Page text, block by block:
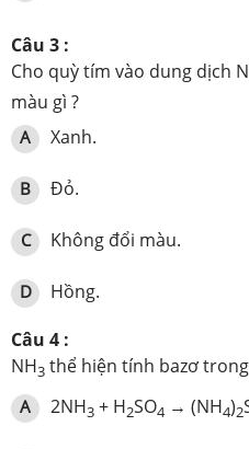
Câu 3 :
Cho quỳ tím vào dung dịch
màu gì ?
A Xanh.
B Đỏ.
C Không đổi màu.
D
Hồng.
Câu 4 :
NH3 thể hiện tính bazơ
A 2NH3 + H2SO4 → (NH4)2